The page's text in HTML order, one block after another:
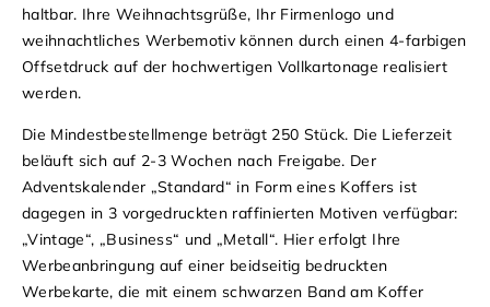
haltbar. Ihre Weihnachtsgrüße, Ihr Firmenlogo und
weihnachtliches Werbemotiv können durch einen 4-farbigen
Offsetdruck auf der hochwertigen Vollkartonage realisiert
werden.
Die Mindestbestellmenge beträgt 250 Stück. Die Lieferzeit
beläuft sich auf 2-3 Wochen nach Freigabe. Der
Adventskalender „Standard“ in Form eines Koffers ist
dagegen in 3 vorgedruckten raffinierten Motiven verfügbar:
„Vintage“, „Business“ und „Metall“. Hier erfolgt Ihre
Werbeanbringung auf einer beidseitig bedruckten
Werbekarte, die mit einem schwarzen Band am Koffer